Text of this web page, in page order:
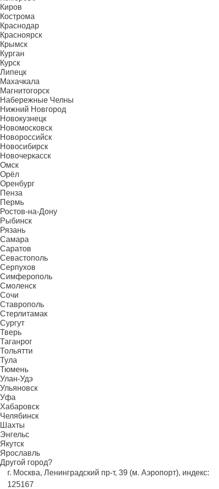
Киров
Кострома
Краснодар
Красноярск
Крымск
Курган
Курск
Липецк
Махачкала
Магнитогорск
Набережные Челны
Нижний Новгород
Новокузнецк
Новомосковск
Новороссийск
Новосибирск
Новочеркасск
Омск
Орёл
Оренбург
Пенза
Пермь
Ростов-на-Дону
Рыбинск
Рязань
Самара
Саратов
Севастополь
Серпухов
Симферополь
Смоленск
Сочи
Ставрополь
Стерлитамак
Сургут
Тверь
Таганрог
Тольятти
Тула
Тюмень
Улан-Удэ
Ульяновск
Уфа
Хабаровск
Челябинск
Шахты
Энгельс
Якутск
Ярославль
Другой город?
г. Москва, Ленинградский пр-т, 39 (м. Аэропорт), индекс:
125167